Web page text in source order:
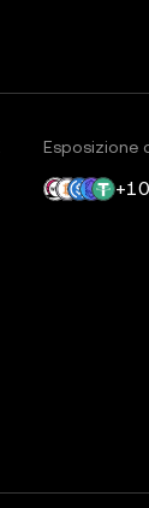
Esposizione
+10